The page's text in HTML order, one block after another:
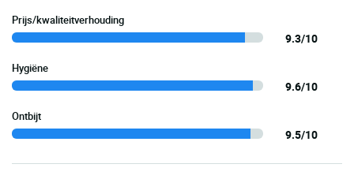
Prijs/kwaliteitverhouding
9.3/10
Hygiëne
9.6/10
Ontbijt
9.5/10